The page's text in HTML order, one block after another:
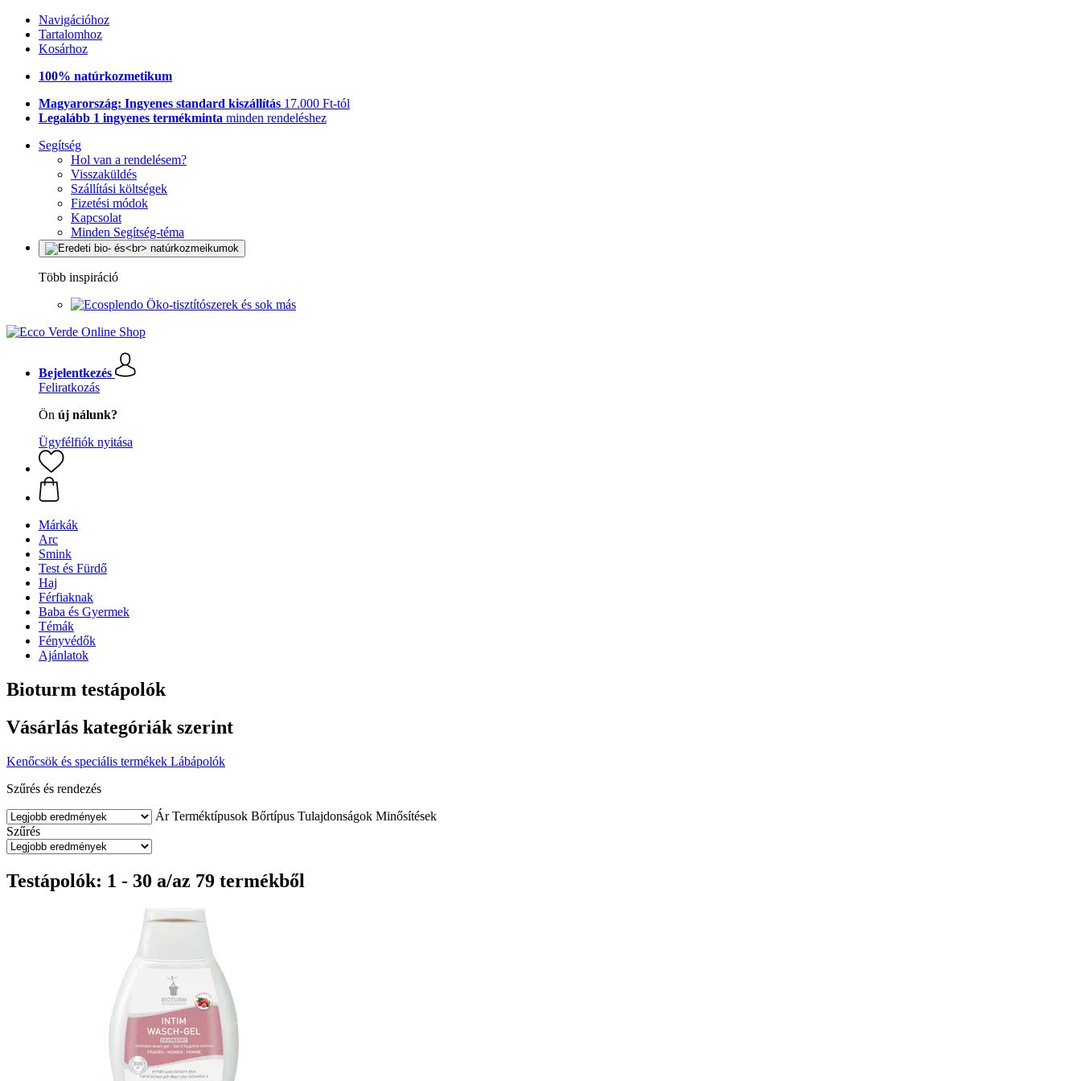
Navigációhoz
Tartalomhoz
Kosárhoz
100% natúrkozmetikum
Magyarország: Ingyenes standard kiszállítás 17.000 Ft-tól
Legalább 1 ingyenes termékminta minden rendeléshez
Segítség
Hol van a rendelésem?
Visszaküldés
Szállítási költségek
Fizetési módok
Kapcsolat
Minden Segítség-téma
Több inspiráció
Öko-tisztítószerek és sok más
Bejelentkezés
Feliratkozás
Ön új nálunk?
Ügyfélfiók nyitása
Márkák
Arc
Smink
Test és Fürdő
Haj
Férfiaknak
Baba és Gyermek
Témák
Fényvédők
Ajánlatok
Bioturm testápolók
Vásárlás kategóriák szerint
Kenőcsök és speciális termékek Lábápolók
Szűrés és rendezés
Ár Terméktípusok Bőrtípus Tulajdonságok Minősítések
Szűrés
Testápolók: 1 - 30 a/az 79 termékből